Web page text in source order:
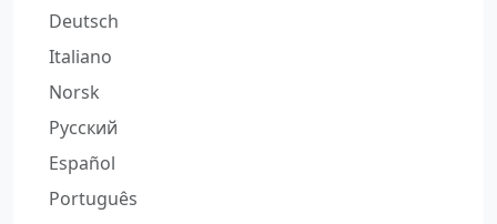
Deutsch
Italiano
Norsk
Русский
Español
Português